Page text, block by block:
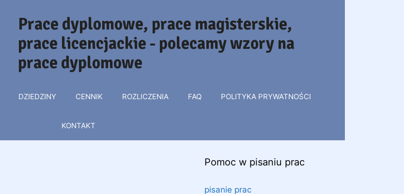
Prace dyplomowe, prace magisterskie,
prace licencjackie - polecamy wzory na
prace dyplomowe
DZIEDZINY CENNIK ROZLICZENIA FAQ POLITYKA PRYWATNOŚCI
KONTAKT
Pomoc w pisaniu prac
pisanie prac